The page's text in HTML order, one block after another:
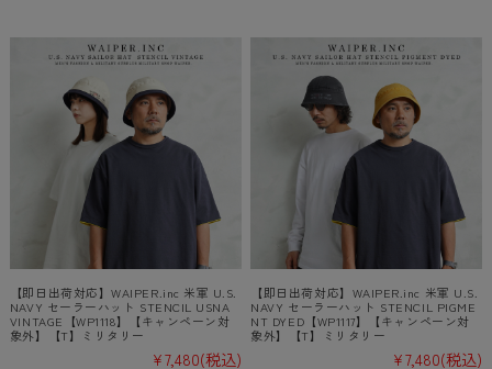
【即日出荷対応】WAIPER.inc 米軍 U.S.
NAVY セーラーハット STENCIL USNA
VINTAGE【WP1118】【キャンペーン対
象外】【T】ミリタリー
¥7,480(税込)
【即日出荷対応】WAIPER.inc 米軍 U.S.
NAVY セーラーハット STENCIL PIGME
NT DYED【WP1117】【キャンペーン対
象外】【T】ミリタリー
¥7,480(税込)